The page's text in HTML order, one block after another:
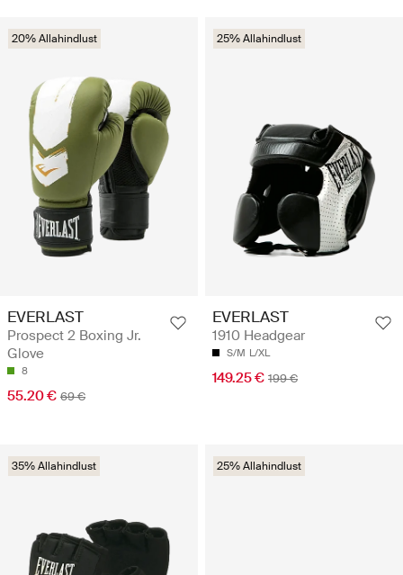
20% Allahindlust
EVERLAST
Prospect 2 Boxing Jr.
Glove
8
55.20 € 69 €
25% Allahindlust
EVERLAST
1910 Headgear
S/M L/XL
149.25 € 199 €
35% Allahindlust 25% Allahindlust